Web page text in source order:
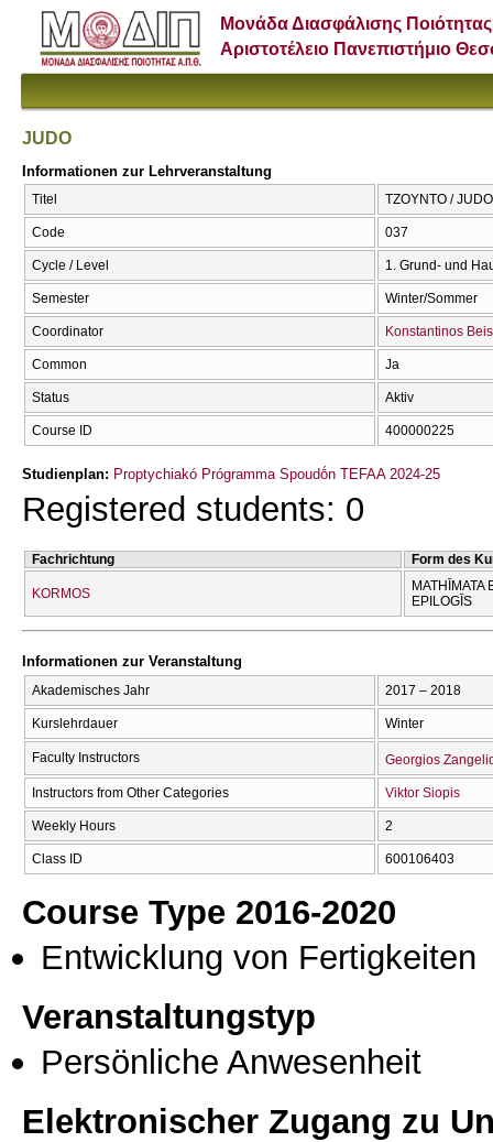
Μονάδα Διασφάλισης Ποιότητας
Αριστοτέλειο Πανεπιστήμιο
JUDO
Informationen zur Lehrveranstaltung
Titel ΤΖΟΥΝΤΟ / JUDO
Code 037
Cycle / Level 1. Grund- und
Semester Winter/Sommer
Coordinator Konstantinos Beis
Common Ja
Status Aktiv
Course ID 400000225
Studienplan: Proptychiakó Prógramma Spoudṓn TEFAA 2024-25
Registered students: 0
Fachrichtung Form des
KORMOS
MATHĪMATA
EPILOGĪS
Informationen zur Veranstaltung
Akademisches Jahr 2017 – 2018
Kurslehrdauer Winter
Faculty Instructors Georgios
Instructors from Other Categories Viktor Siopis
Weekly Hours 2
Class ID 600106403
Course Type 2016-2020
Entwicklung von Fertigkeiten
Veranstaltungstyp
Persönliche Anwesenheit
Elektronischer Zugang zu